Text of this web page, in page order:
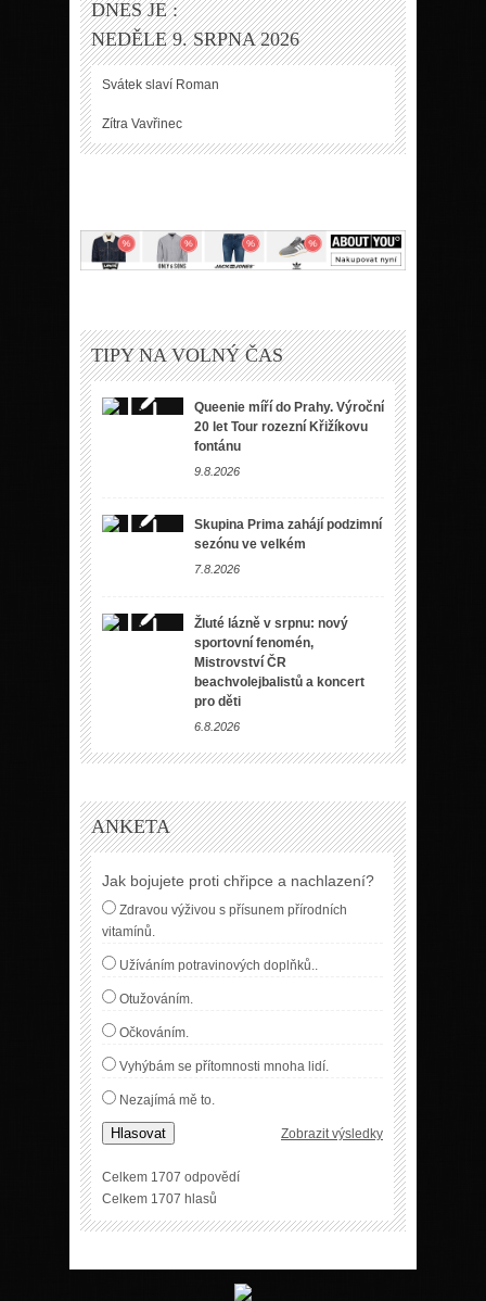
DNES JE :
NEDĚLE 9. SRPNA 2026
Svátek slaví Roman
Zítra Vavřinec
TIPY NA VOLNÝ ČAS
Queenie míří do Prahy. Výroční
20 let Tour rozezní Křižíkovu
fontánu
9.8.2026
Skupina Prima zahájí podzimní
sezónu ve velkém
7.8.2026
Žluté lázně v srpnu: nový
sportovní fenomén,
Mistrovství ČR
beachvolejbalistů a koncert
pro děti
6.8.2026
ANKETA
Jak bojujete proti chřipce a nachlazení?
Zdravou výživou s přísunem přírodních
vitamínů.
Užíváním potravinových doplňků..
Otužováním.
Očkováním.
Vyhýbám se přítomnosti mnoha lidí.
Nezajímá mě to.
Hlasovat Zobrazit výsledky
Celkem 1707 odpovědí
Celkem 1707 hlasů